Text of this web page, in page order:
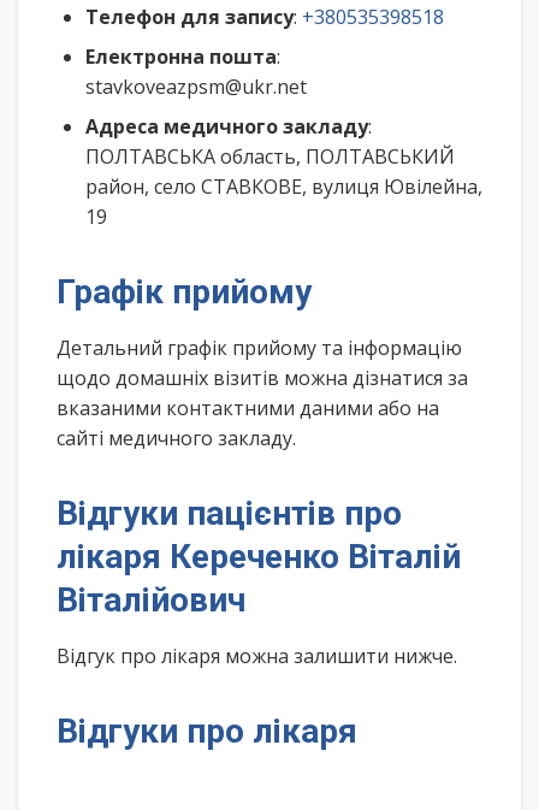
Телефон для запису: +380535398518
Електронна пошта:
stavkoveazpsm@ukr.net
Адреса медичного закладу:
ПОЛТАВСЬКА область, ПОЛТАВСЬКИЙ
район, село СТАВКОВЕ, вулиця Ювілейна,
19
Графік прийому
Детальний графік прийому та інформацію
щодо домашніх візитів можна дізнатися за
вказаними контактними даними або на
сайті медичного закладу.
Відгуки пацієнтів про
лікаря Кереченко Віталій
Віталійович
Відгук про лікаря можна залишити нижче.
Відгуки про лікаря